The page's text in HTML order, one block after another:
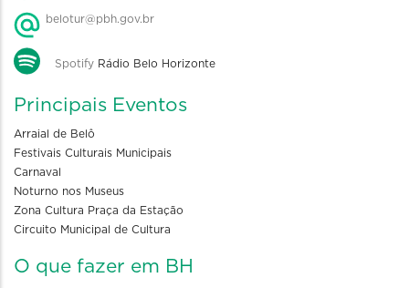
belotur@pbh.gov.br
Spotify Rádio Belo Horizonte
Principais Eventos
Arraial de Belô
Festivais Culturais Municipais
Carnaval
Noturno nos Museus
Zona Cultura Praça da Estação
Circuito Municipal de Cultura
O que fazer em BH